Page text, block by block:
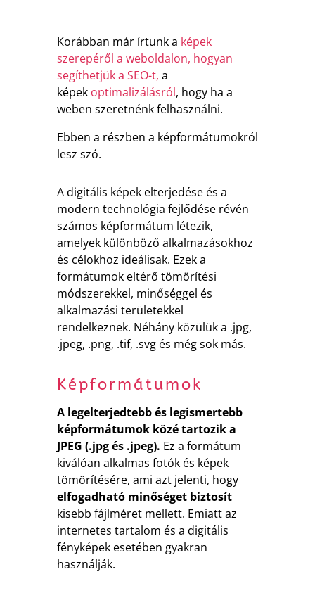
Korábban már írtunk a képek
szerepéről a weboldalon, hogyan
segíthetjük a SEO-t, a
képek optimalizálásról, hogy ha a
weben szeretnénk felhasználni.
Ebben a részben a képformátumokról
lesz szó.
A digitális képek elterjedése és a
modern technológia fejlődése révén
számos képformátum létezik,
amelyek különböző alkalmazásokhoz
és célokhoz ideálisak. Ezek a
formátumok eltérő tömörítési
módszerekkel, minőséggel és
alkalmazási területekkel
rendelkeznek. Néhány közülük a .jpg,
.jpeg, .png, .tif, .svg és még sok más.
Képformátumok
A legelterjedtebb és legismertebb
képformátumok közé tartozik a
JPEG (.jpg és .jpeg). Ez a formátum
kiválóan alkalmas fotók és képek
tömörítésére, ami azt jelenti, hogy
elfogadható minőséget biztosít
kisebb fájlméret mellett. Emiatt az
internetes tartalom és a digitális
fényképek esetében gyakran
használják.